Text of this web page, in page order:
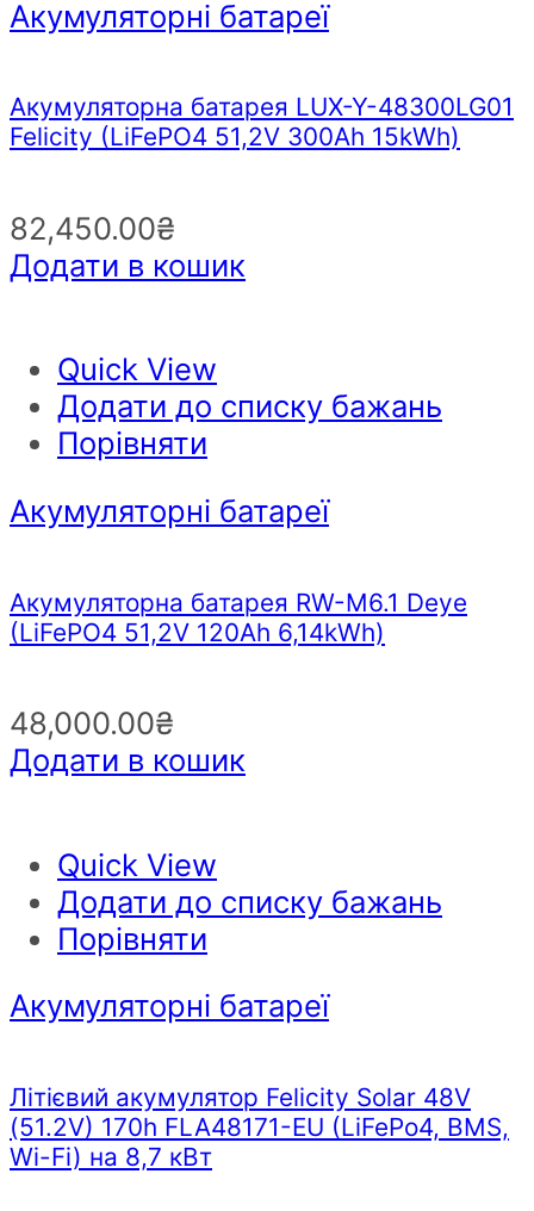
Акумуляторні батареї
Акумуляторна батарея LUX-Y-48300LG01
Felicity (LiFePO4 51,2V 300Ah 15kWh)
82,450.00₴
Додати в кошик
Quick View
Додати до списку бажань
Порівняти
Акумуляторні батареї
Акумуляторна батарея RW-M6.1 Deye
(LiFePO4 51,2V 120Ah 6,14kWh)
48,000.00₴
Додати в кошик
Quick View
Додати до списку бажань
Порівняти
Акумуляторні батареї
Літієвий акумулятор Felicity Solar 48V
(51.2V) 170h FLA48171-EU (LiFePo4, BMS,
Wi-Fi) на 8,7 кВт